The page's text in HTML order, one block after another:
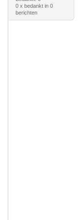
0 x bedankt in 0
berichten